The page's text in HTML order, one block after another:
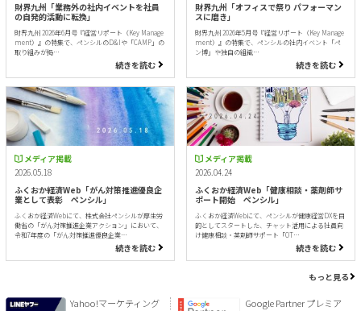
財界九州「業務外の社内イベントを社員
の自発的活動に転換」
財界九州 2026年6月号『経営リポート（Key Manage
ment）』の特集で、ペンシルのD&Iや「CAMP」の
取り組みが掲…
続きを読む
財界九州「オフィスで祭り パフォーマン
スに磨き」
財界九州 2026年5月号『経営リポート（Key Manage
ment）』の特集で、ペンシルの社内イベント「ペ
ン博」や独自の組織…
続きを読む
メディア掲載
2026.05.18
ふくおか経済Web「がん対策推進優良企
業として表彰 ペンシル」
ふくおか経済Webにて、株式会社ペンシルが厚生労
働省の「がん対策推進企業アクション」において、
令和7年度の「がん対策推進優良企業…
続きを読む
メディア掲載
2026.04.24
ふくおか経済Web「健康相談・薬剤師サ
ポート開始 ペンシル」
ふくおか経済Webにて、ペンシルが健康経営DXを目
的としてスタートした、チャット活用による社員向
け健康相談・薬剤師サポート「OT…
続きを読む
もっと見る
Yahoo!マーケティング
Google Partner プレミア